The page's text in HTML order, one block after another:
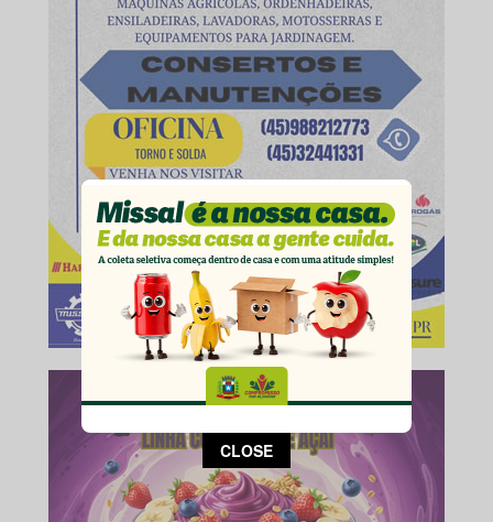
This popup will close in:12
CLOSE